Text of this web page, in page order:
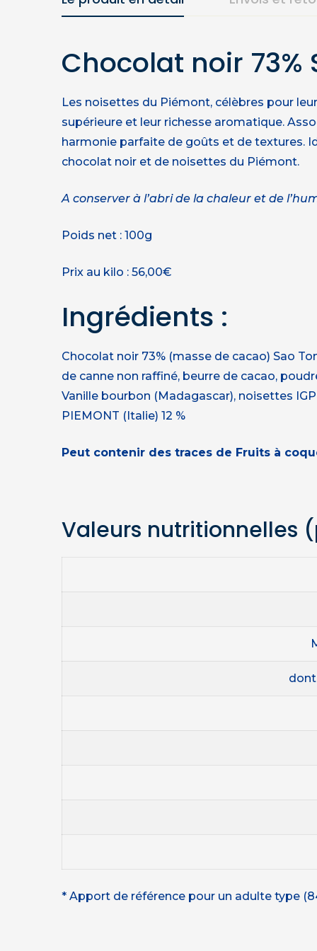
Chocolat noir 73%
Les noisettes du Piémont, célèbres pour
supérieure et leur richesse aromatique.
harmonie parfaite de goûts et de textures.
chocolat noir et de noisettes du Piémont.
A conserver à l’abri de la chaleur et de
Poids net : 100g
Prix au kilo : 56,00€
Ingrédients :
Chocolat noir 73% (masse de cacao) Sao
de canne non raffiné, beurre de cacao,
Vanille bourbon (Madagascar), noisettes IGP
PIEMONT (Italie) 12 %
Peut contenir des traces de Fruits à
Valeurs nutritionnelles
* Apport de référence pour un adulte type